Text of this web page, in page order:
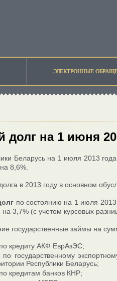
ЭЛЕКТРОННЫЕ
долг на 1 июня
Беларусь на 1 июля 2013
8,6%.
в 2013 году в основном
по состоянию на 1 июля
3,7% (с учетом курсовых
государственные займы на
кредиту АКФ ЕврАзЭС;
государственному
Республики Беларусь;
кредитам банков КНР;